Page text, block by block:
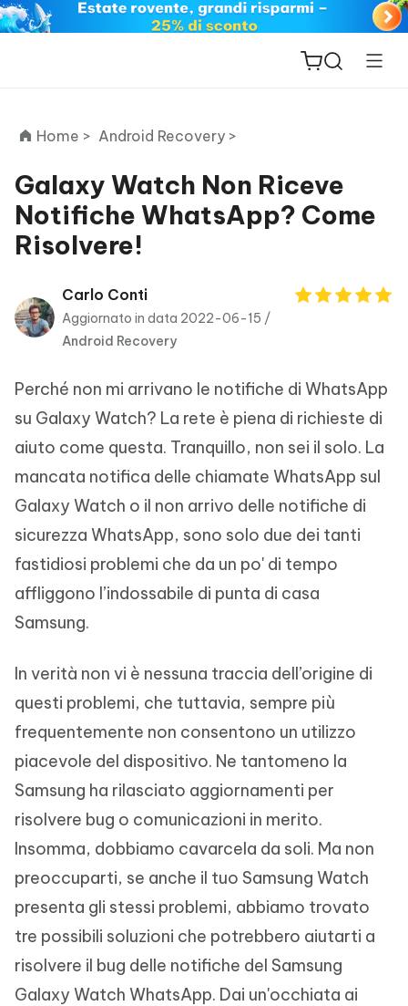
ReiBoot
for iOS
PDNob
PDF
Editor
New
iAnyGo
Home > Android Recovery >
Galaxy Watch Non Riceve
Notifiche WhatsApp? Come
Risolvere!
Carlo Conti
Aggiornato in data 2022-06-15 /
Android Recovery
Perché non mi arrivano le notifiche di WhatsApp
su Galaxy Watch? La rete è piena di richieste di
aiuto come questa. Tranquillo, non sei il solo. La
mancata notifica delle chiamate WhatsApp sul
Galaxy Watch o il non arrivo delle notifiche di
sicurezza WhatsApp, sono solo due dei tanti
fastidiosi problemi che da un po' di tempo
affliggono l’indossabile di punta di casa
Samsung.
In verità non vi è nessuna traccia dell’origine di
questi problemi, che tuttavia, sempre più
frequentemente non consentono un utilizzo
piacevole del dispositivo. Ne tantomeno la
Samsung ha rilasciato aggiornamenti per
risolvere bug o comunicazioni in merito.
Insomma, dobbiamo cavarcela da soli. Ma non
preoccuparti, se anche il tuo Samsung Watch
presenta gli stessi problemi, abbiamo trovato
tre possibili soluzioni che potrebbero aiutarti a
risolvere il bug delle notifiche del Samsung
Galaxy Watch WhatsApp. Dai un'occhiata ai